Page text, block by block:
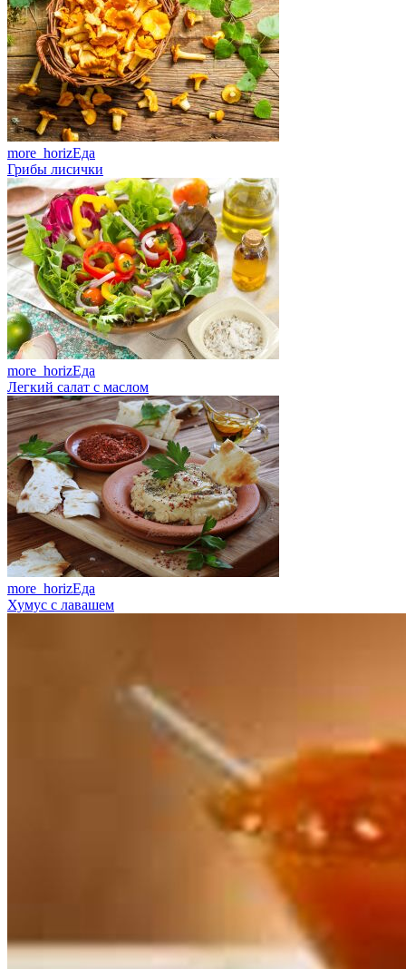
more_horizЕда
Грибы лисички
more_horizЕда
Легкий салат с маслом
more_horizЕда
Хумус с лавашем